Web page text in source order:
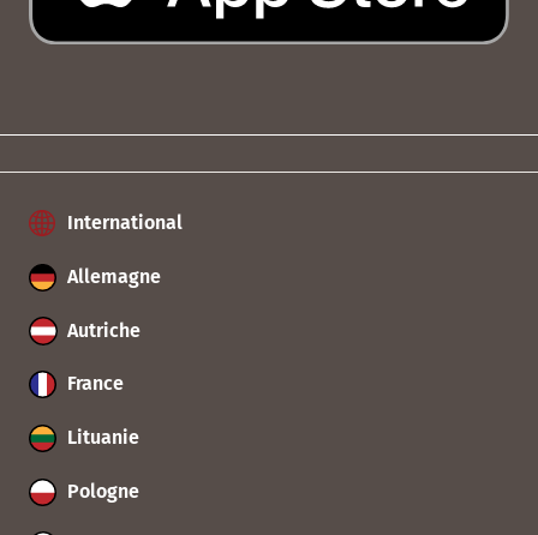
International
Allemagne
Autriche
France
Lituanie
Pologne